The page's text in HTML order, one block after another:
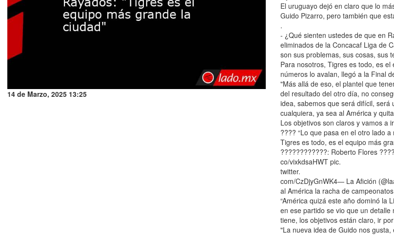
14 de Marzo, 2025 13:25
El uruguayo dejó en claro que lo
Guido Pizarro, pero también que
.
- ¿Qué sienten ustedes de que en
eliminados de la Concacaf Liga de
son sus problemas, sus cosas, sus
Para nosotros, Tigres es todo, es
números lo avalan, llegó a la Final
"Más allá de eso, el plantel que
del resultado del otro día, no
idea, sabemos que será difícil,
cualquiera, ya sea al América y
Los objetivos son claros y vamos a
???? “Lo que pasa en el otro lado
Tigres es todo, es el equipo más
????????????: Roberto Flores
co/vixkdsaHWT pic.
twitter.
com/CzDjyGnWK4— La Afición
al América la racha de
“América quizá este año dominó la
en ese partido se vio que un
tiene, los objetivos están claro, ir
"La nueva idea de Guido nos